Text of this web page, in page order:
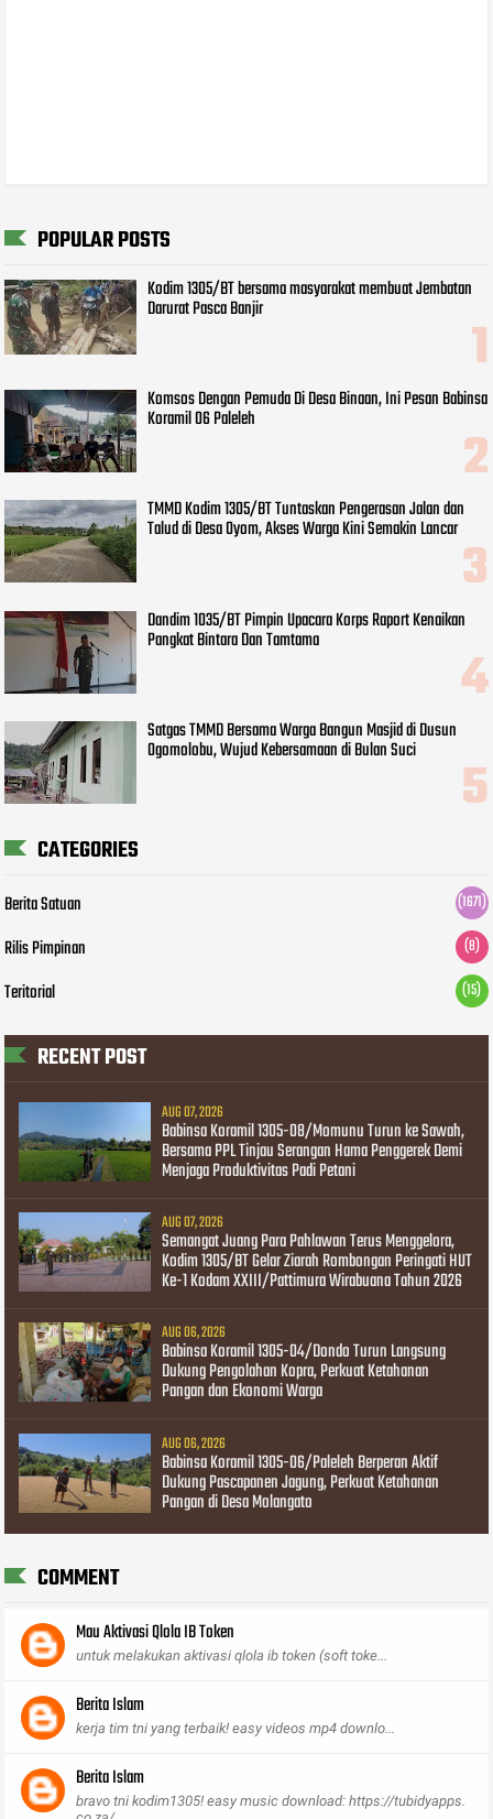
POPULAR POSTS
Kodim 1305/BT bersama masyarakat membuat Jembatan
Darurat Pasca Banjir
Komsos Dengan Pemuda Di Desa Binaan, Ini Pesan Babinsa
Koramil 06 Paleleh
TMMD Kodim 1305/BT Tuntaskan Pengerasan Jalan dan
Talud di Desa Oyom, Akses Warga Kini Semakin Lancar
Dandim 1035/BT Pimpin Upacara Korps Raport Kenaikan
Pangkat Bintara Dan Tamtama
Satgas TMMD Bersama Warga Bangun Masjid di Dusun
Ogomolobu, Wujud Kebersamaan di Bulan Suci
CATEGORIES
Berita Satuan (1671)
Rilis Pimpinan (8)
Teritorial (15)
RECENT POST
AUG 07, 2026
Babinsa Koramil 1305-08/Momunu Turun ke Sawah,
Bersama PPL Tinjau Serangan Hama Penggerek Demi
Menjaga Produktivitas Padi Petani
AUG 07, 2026
Semangat Juang Para Pahlawan Terus Menggelora,
Kodim 1305/BT Gelar Ziarah Rombongan Peringati HUT
Ke-1 Kodam XXIII/Pattimura Wirabuana Tahun 2026
AUG 06, 2026
Babinsa Koramil 1305-04/Dondo Turun Langsung
Dukung Pengolahan Kopra, Perkuat Ketahanan
Pangan dan Ekonomi Warga
AUG 06, 2026
Babinsa Koramil 1305-06/Paleleh Berperan Aktif
Dukung Pascapanen Jagung, Perkuat Ketahanan
Pangan di Desa Molangato
COMMENT
Mau Aktivasi Qlola IB Token
untuk melakukan aktivasi qlola ib token (soft toke...
Berita Islam
kerja tim tni yang terbaik! easy videos mp4 downlo...
Berita Islam
bravo tni kodim1305! easy music download: https://tubidyapps.